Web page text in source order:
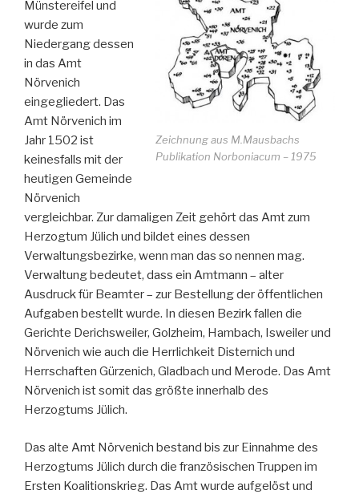
Zeichnung aus M.Mausbachs
Publikation Norboniacum – 1975
Münstereifel und
wurde zum
Niedergang dessen
in das Amt
Nörvenich
eingegliedert. Das
Amt Nörvenich im
Jahr 1502 ist
keinesfalls mit der
heutigen Gemeinde
Nörvenich
vergleichbar. Zur damaligen Zeit gehört das Amt zum
Herzogtum Jülich und bildet eines dessen
Verwaltungsbezirke, wenn man das so nennen mag.
Verwaltung bedeutet, dass ein Amtmann – alter
Ausdruck für Beamter – zur Bestellung der öffentlichen
Aufgaben bestellt wurde. In diesen Bezirk fallen die
Gerichte Derichsweiler, Golzheim, Hambach, Isweiler und
Nörvenich wie auch die Herrlichkeit Disternich und
Herrschaften Gürzenich, Gladbach und Merode. Das Amt
Nörvenich ist somit das größte innerhalb des
Herzogtums Jülich.
Das alte Amt Nörvenich bestand bis zur Einnahme des
Herzogtums Jülich durch die französischen Truppen im
Ersten Koalitionskrieg. Das Amt wurde aufgelöst und